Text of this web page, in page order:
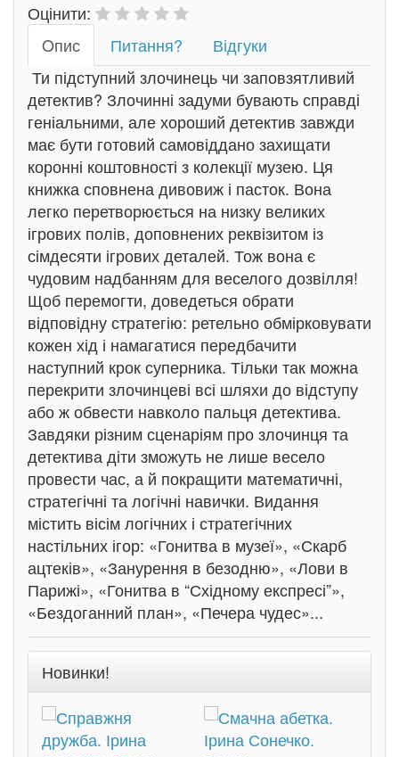
Оцінити:
Oпис
Питання?
Відгуки
Ти підступний злочинець чи заповзятливий
детектив? Злочинні задуми бувають справді
геніальними, але хороший детектив завжди
має бути готовий самовіддано захищати
коронні коштовності з колекції музею. Ця
книжка сповнена дивовиж і пасток. Вона
легко перетворюється на низку великих
ігрових полів, доповнених реквізитом із
сімдесяти ігрових деталей. Тож вона є
чудовим надбанням для веселого дозвілля!
Щоб перемогти, доведеться обрати
відповідну стратегію: ретельно обмірковувати
кожен хід і намагатися передбачити
наступний крок суперника. Тільки так можна
перекрити злочинцеві всі шляхи до відступу
або ж обвести навколо пальця детектива.
Завдяки різним сценаріям про злочинця та
детектива діти зможуть не лише весело
провести час, а й покращити математичні,
стратегічні та логічні навички. Видання
містить вісім логічних і стратегічних
настільних ігор: «Гонитва в музеї», «Скарб
ацтеків», «Занурення в безодню», «Лови в
Парижі», «Гонитва в “Східному експресі”»,
«Бездоганний план», «Печера чудес»...
Новинки!